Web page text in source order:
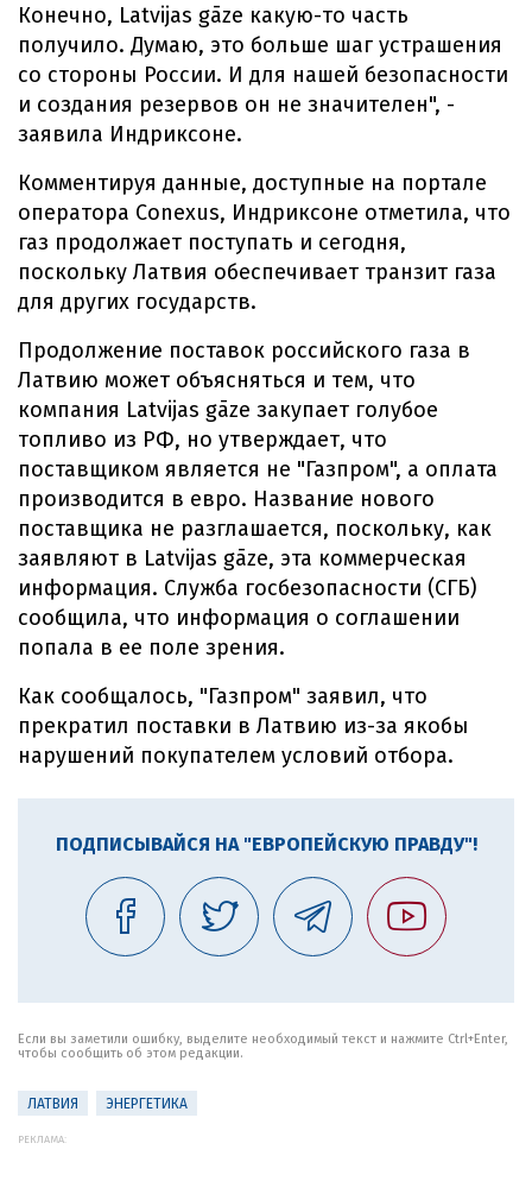
Конечно, Latvijas gāze какую-то часть
получило. Думаю, это больше шаг устрашения
со стороны России. И для нашей безопасности
и создания резервов он не значителен", -
заявила Индриксоне.
Комментируя данные, доступные на портале
оператора Conexus, Индриксоне отметила, что
газ продолжает поступать и сегодня,
поскольку Латвия обеспечивает транзит газа
для других государств.
Продолжение поставок российского газа в
Латвию может объясняться и тем, что
компания Latvijas gāze закупает голубое
топливо из РФ, но утверждает, что
поставщиком является не "Газпром", а оплата
производится в евро. Название нового
поставщика не разглашается, поскольку, как
заявляют в Latvijas gāze, эта коммерческая
информация. Служба госбезопасности (СГБ)
сообщила, что информация о соглашении
попала в ее поле зрения.
Как сообщалось, "Газпром" заявил, что
прекратил поставки в Латвию из-за якобы
нарушений покупателем условий отбора.
ПОДПИСЫВАЙСЯ НА "ЕВРОПЕЙСКУЮ ПРАВДУ"!
Если вы заметили ошибку, выделите необходимый текст и нажмите Ctrl+Enter,
чтобы сообщить об этом редакции.
ЛАТВИЯ ЭНЕРГЕТИКА
РЕКЛАМА: